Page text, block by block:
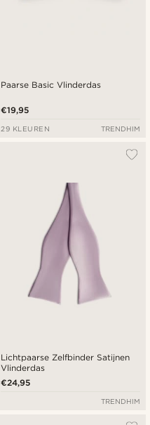
Paarse Basic Vlinderdas
€19,95
29 KLEUREN TRENDHIM
Lichtpaarse Zelfbinder Satijnen
Vlinderdas
€24,95
TRENDHIM